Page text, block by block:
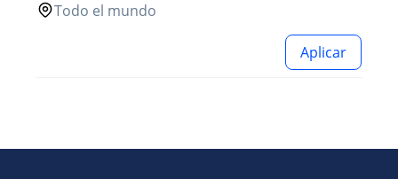
Todo el mundo
Aplicar